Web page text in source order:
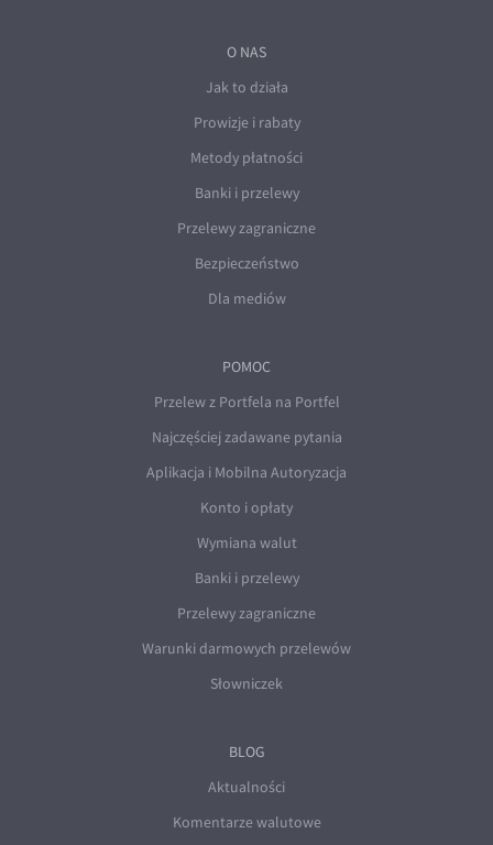
O NAS
Jak to działa
Prowizje i rabaty
Metody płatności
Banki i przelewy
Przelewy zagraniczne
Bezpieczeństwo
Dla mediów
POMOC
Przelew z Portfela na Portfel
Najczęściej zadawane pytania
Aplikacja i Mobilna Autoryzacja
Konto i opłaty
Wymiana walut
Banki i przelewy
Przelewy zagraniczne
Warunki darmowych przelewów
Słowniczek
BLOG
Aktualności
Komentarze walutowe